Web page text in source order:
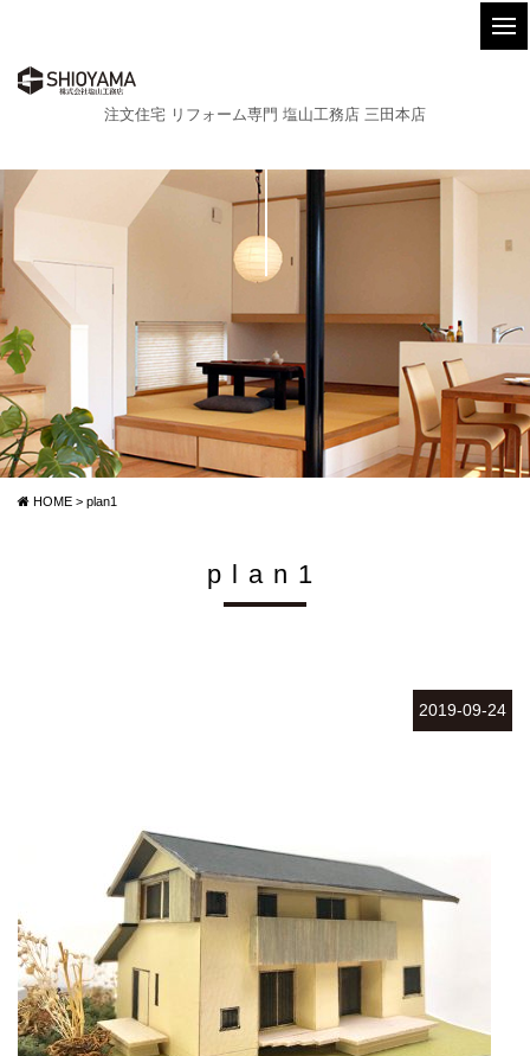
注文住宅 リフォーム専門 塩山工務店 三田本店
HOME > plan1
plan1
2019-09-24